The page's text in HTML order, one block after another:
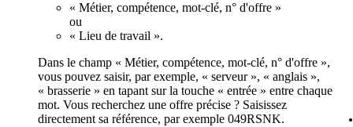
« Métier, compétence, mot-clé, n° d'offre »
ou
« Lieu de travail ».
Dans le champ « Métier, compétence, mot-clé, n° d'offre »,
vous pouvez saisir, par exemple, « serveur », « anglais »,
« brasserie » en tapant sur la touche « entrée » entre chaque
mot. Vous recherchez une offre précise ? Saisissez
directement sa référence, par exemple 049RSNK.